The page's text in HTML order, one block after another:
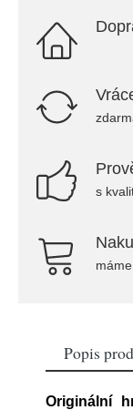
s
Popis
Originální